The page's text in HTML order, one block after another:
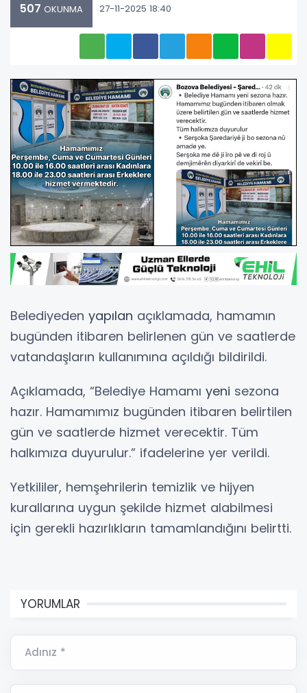
507 OKUNMA 27-11-2025 18:40
Belediyeden yapılan açıklamada, hamamın
bugünden itibaren belirlenen gün ve saatlerde
vatandaşların kullanımına açıldığı bildirildi.
Açıklamada, “Belediye Hamamı yeni sezona
hazır. Hamamımız bugünden itibaren belirtilen
gün ve saatlerde hizmet verecektir. Tüm
halkımıza duyurulur.” ifadelerine yer verildi.
Yetkililer, hemşehrilerin temizlik ve hijyen
kurallarına uygun şekilde hizmet alabilmesi
için gerekli hazırlıkların tamamlandığını belirtti.
YORUMLAR
Adınız *